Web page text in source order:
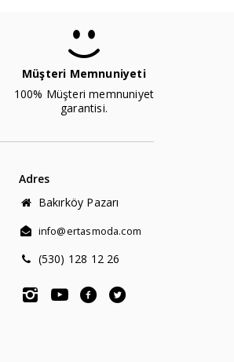
Müşteri Memnuniyeti
100% Müşteri memnuniyet
garantisi.
Adres
Bakırköy Pazarı
info@ertasmoda.com
(530) 128 12 26